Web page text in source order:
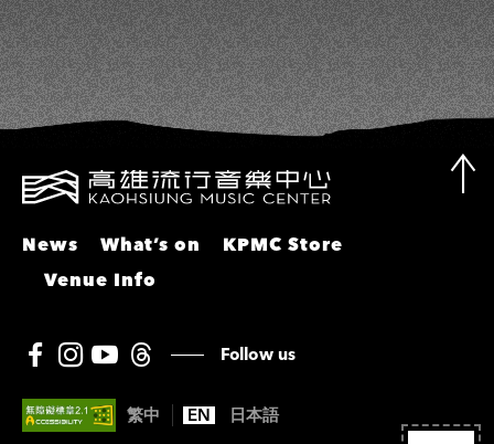
News What’s on
KPMC Store
Venue Info
Follow us
繁中 EN 日本語